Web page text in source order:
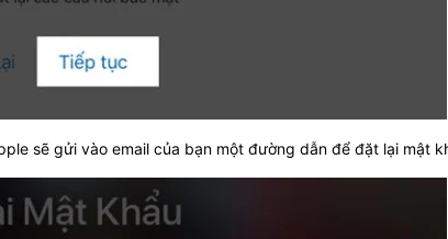
sẽ gửi vào email của bạn một đường dẫn để đặt lại mật